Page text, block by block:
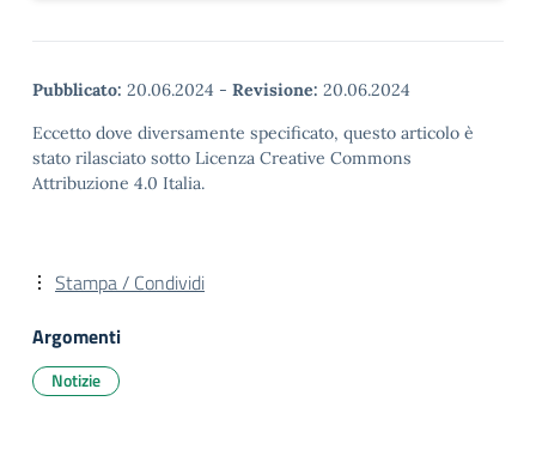
Pubblicato: 20.06.2024 - Revisione: 20.06.2024
Eccetto dove diversamente specificato, questo articolo è
stato rilasciato sotto Licenza Creative Commons
Attribuzione 4.0 Italia.
Stampa / Condividi
Argomenti
Notizie